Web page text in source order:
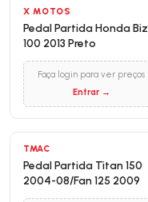
X MOTOS
Pedal Partida Honda Biz
100 2013 Preto
Faça login para ver preços
Entrar →
TMAC
Pedal Partida Titan 150
2004-08/Fan 125 2009